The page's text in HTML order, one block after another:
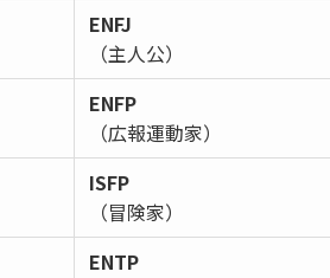
ENFJ
（主人公）
ENFP
（広報運動家）
ISFP
（冒険家）
ENTP